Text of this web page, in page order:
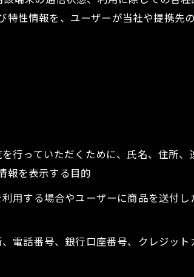
性情報を、ユーザーが当社や提携先
行っていただくために、氏名、住所
報を表示する目的
用する場合やユーザーに商品を送付
電話番号、銀行口座番号、クレジッ